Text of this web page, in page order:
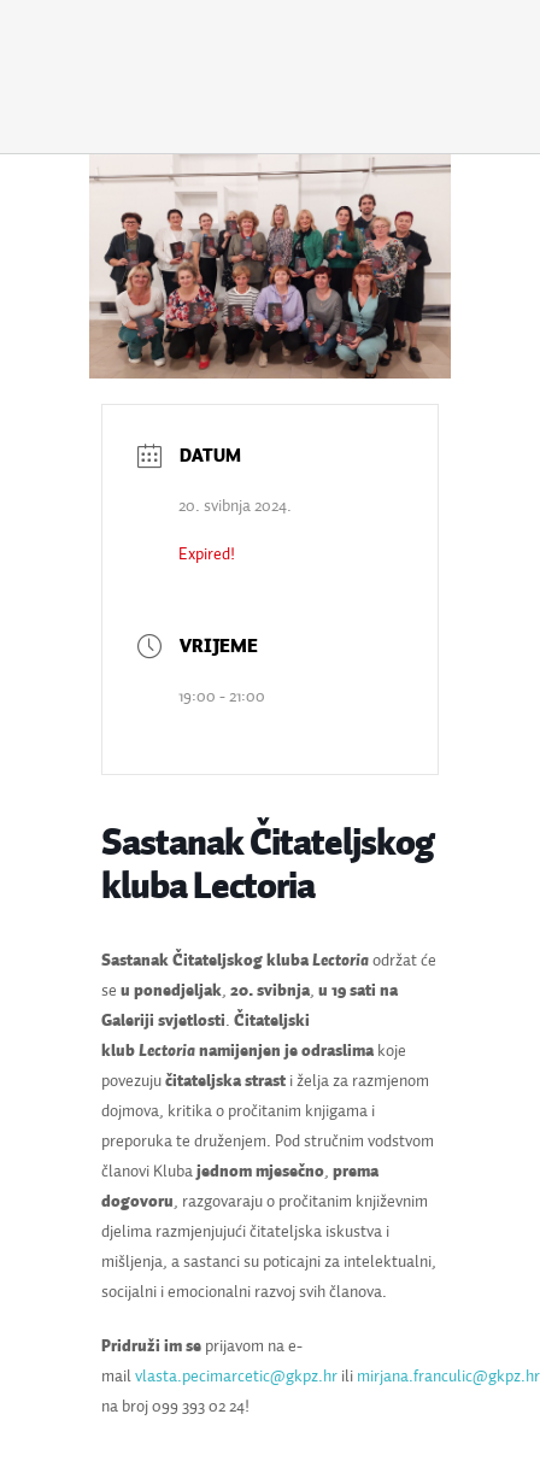
20. svibnja 2024.
Expired!
19:00 - 21:00
Sastanak Čitateljskog
kluba Lectoria
Sastanak Čitateljskog kluba Lectoriaodržat će
se u ponedjeljak, 20. svibnja, u 19 sati na
Galeriji svjetlosti. Čitateljski
klubLectorianamijenjen je odraslimakoje
povezuju čitateljska strasti želja za razmjenom
dojmova, kritika o pročitanim knjigama i
preporuka te druženjem. Pod stručnim vodstvom
članovi Kluba jednom mjesečno, prema
dogovoru, razgovaraju o pročitanim književnim
djelima razmjenjujući čitateljska iskustva i
mišljenja, a sastanci su poticajni za intelektualni,
socijalni i emocionalni razvoj svih članova.
Pridruži im seprijavom na e-
mail vlasta.pecimarcetic@gkpz.hrili mirjana.franculic@gkpz.hr
na broj 099 393 02 24!